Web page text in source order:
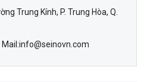
Trung Kính, P. Trung Hòa, Q.